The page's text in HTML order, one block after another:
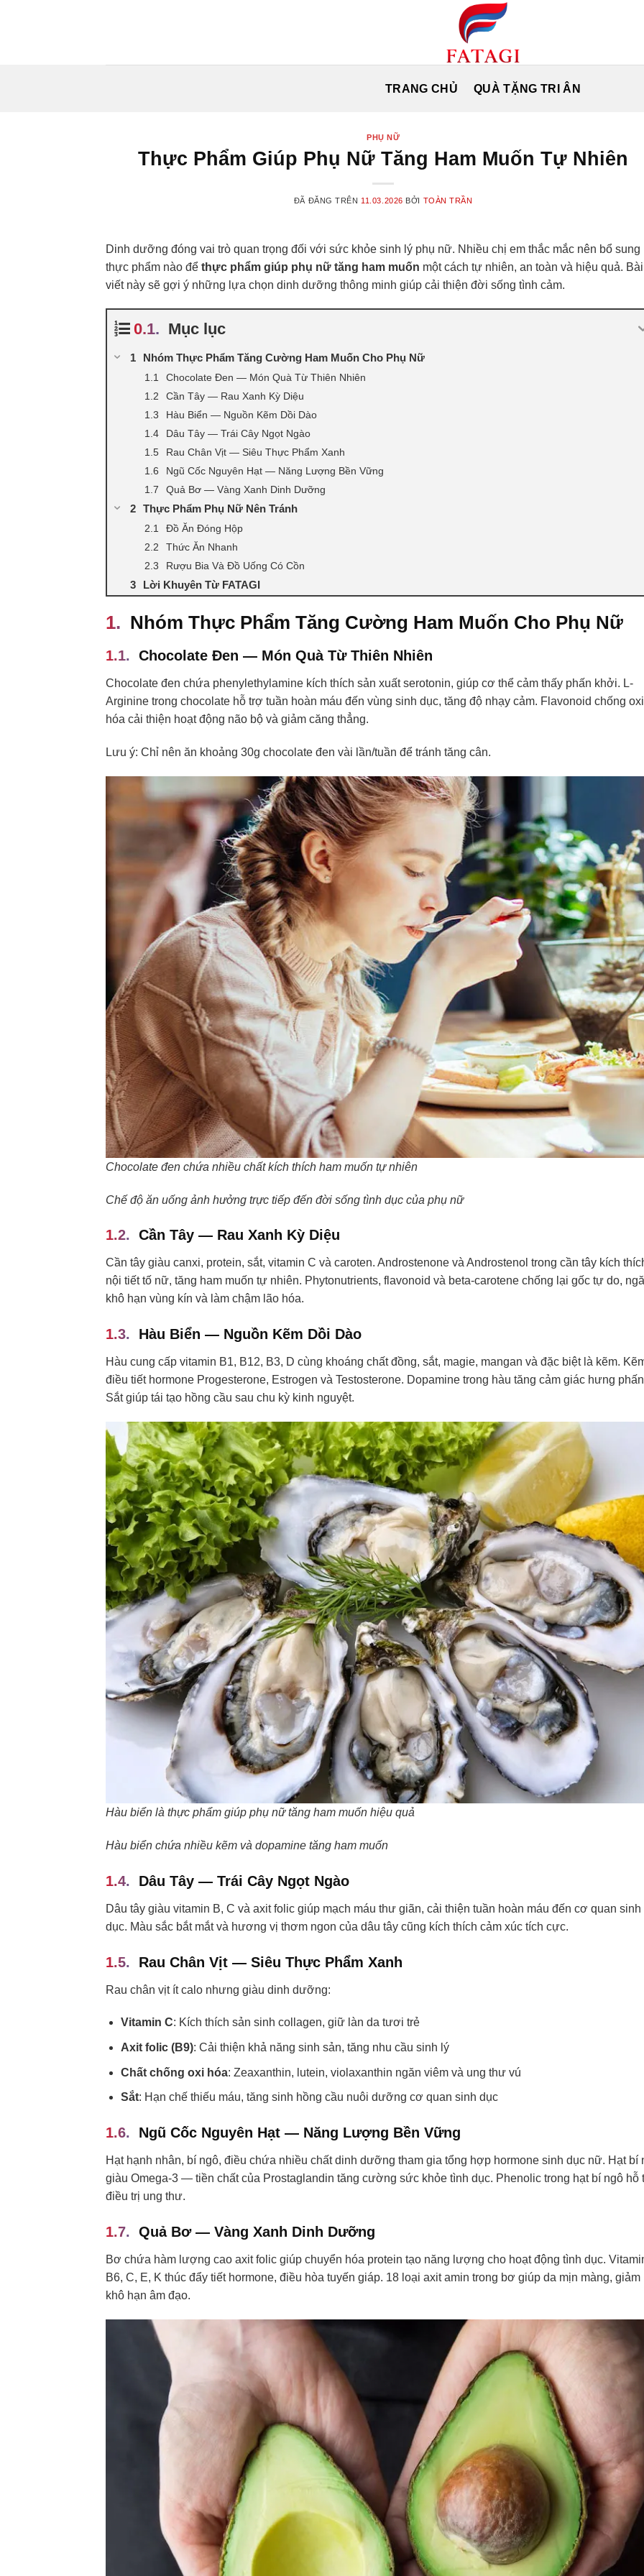
TRANG CHỦ QUÀ TẶNG TRI ÂN
PHỤ NỮ
Thực Phẩm Giúp Phụ Nữ Tăng Ham Muốn Tự Nhiên
ĐÃ ĐĂNG TRÊN 11.03.2026 BỞI TOÀN TRẦN
Dinh dưỡng đóng vai trò quan trọng đối với sức khỏe sinh lý phụ nữ. Nhiều chị em thắc mắc nên bổ sung
thực phẩm nào để thực phẩm giúp phụ nữ tăng ham muốn một cách tự nhiên, an toàn và hiệu quả. Bài
viết này sẽ gợi ý những lựa chọn dinh dưỡng thông minh giúp cải thiện đời sống tình cảm.
Mục lục
Nhóm Thực Phẩm Tăng Cường Ham Muốn Cho Phụ Nữ
Chocolate Đen — Món Quà Từ Thiên Nhiên
Cần Tây — Rau Xanh Kỳ Diệu
Hàu Biển — Nguồn Kẽm Dồi Dào
Dâu Tây — Trái Cây Ngọt Ngào
Rau Chân Vịt — Siêu Thực Phẩm Xanh
Ngũ Cốc Nguyên Hạt — Năng Lượng Bền Vững
Quả Bơ — Vàng Xanh Dinh Dưỡng
Thực Phẩm Phụ Nữ Nên Tránh
Đồ Ăn Đóng Hộp
Thức Ăn Nhanh
Rượu Bia Và Đồ Uống Có Cồn
Lời Khuyên Từ FATAGI
Nhóm Thực Phẩm Tăng Cường Ham Muốn Cho Phụ Nữ
Chocolate Đen — Món Quà Từ Thiên Nhiên
Chocolate đen chứa phenylethylamine kích thích sản xuất serotonin, giúp cơ thể cảm thấy phấn khởi. L-
Arginine trong chocolate hỗ trợ tuần hoàn máu đến vùng sinh dục, tăng độ nhạy cảm. Flavonoid chống oxi
hóa cải thiện hoạt động não bộ và giảm căng thẳng.
Lưu ý: Chỉ nên ăn khoảng 30g chocolate đen vài lần/tuần để tránh tăng cân.
Chocolate đen chứa nhiều chất kích thích ham muốn tự nhiên
Chế độ ăn uống ảnh hưởng trực tiếp đến đời sống tình dục của phụ nữ
Cần Tây — Rau Xanh Kỳ Diệu
Cần tây giàu canxi, protein, sắt, vitamin C và caroten. Androstenone và Androstenol trong cần tây kích
nội tiết tố nữ, tăng ham muốn tự nhiên. Phytonutrients, flavonoid và beta-carotene chống lại gốc tự do,
khô hạn vùng kín và làm chậm lão hóa.
Hàu Biển — Nguồn Kẽm Dồi Dào
Hàu cung cấp vitamin B1, B12, B3, D cùng khoáng chất đồng, sắt, magie, mangan và đặc biệt là kẽm.
điều tiết hormone Progesterone, Estrogen và Testosterone. Dopamine trong hàu tăng cảm giác hưng
Sắt giúp tái tạo hồng cầu sau chu kỳ kinh nguyệt.
Hàu biển là thực phẩm giúp phụ nữ tăng ham muốn hiệu quả
Hàu biển chứa nhiều kẽm và dopamine tăng ham muốn
Dâu Tây — Trái Cây Ngọt Ngào
Dâu tây giàu vitamin B, C và axit folic giúp mạch máu thư giãn, cải thiện tuần hoàn máu đến cơ quan sinh
dục. Màu sắc bắt mắt và hương vị thơm ngon của dâu tây cũng kích thích cảm xúc tích cực.
Rau Chân Vịt — Siêu Thực Phẩm Xanh
Rau chân vịt ít calo nhưng giàu dinh dưỡng:
Vitamin C: Kích thích sản sinh collagen, giữ làn da tươi trẻ
Axit folic (B9): Cải thiện khả năng sinh sản, tăng nhu cầu sinh lý
Chất chống oxi hóa: Zeaxanthin, lutein, violaxanthin ngăn viêm và ung thư vú
Sắt: Hạn chế thiếu máu, tăng sinh hồng cầu nuôi dưỡng cơ quan sinh dục
Ngũ Cốc Nguyên Hạt — Năng Lượng Bền Vững
Hạt hạnh nhân, bí ngô, điều chứa nhiều chất dinh dưỡng tham gia tổng hợp hormone sinh dục nữ. Hạt bí
giàu Omega-3 — tiền chất của Prostaglandin tăng cường sức khỏe tình dục. Phenolic trong hạt bí ngô hỗ
điều trị ung thư.
Quả Bơ — Vàng Xanh Dinh Dưỡng
Bơ chứa hàm lượng cao axit folic giúp chuyển hóa protein tạo năng lượng cho hoạt động tình dục.
B6, C, E, K thúc đẩy tiết hormone, điều hòa tuyến giáp. 18 loại axit amin trong bơ giúp da mịn màng, giảm
khô hạn âm đạo.